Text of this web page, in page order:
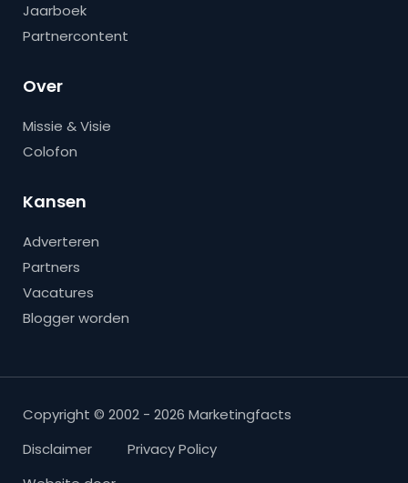
Jaarboek
Partnercontent
Over
Missie & Visie
Colofon
Kansen
Adverteren
Partners
Vacatures
Blogger worden
Copyright © 2002 - 2026 Marketingfacts
Disclaimer
Privacy Policy